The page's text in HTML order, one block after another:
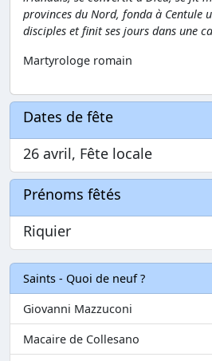
provinces du Nord, fonda à Centule
disciples et finit ses jours dans une
Martyrologe romain
Dates de fête
26 avril, Fête locale
Prénoms fêtés
Riquier
Saints - Quoi de neuf ?
Giovanni Mazzuconi
Macaire de Collesano